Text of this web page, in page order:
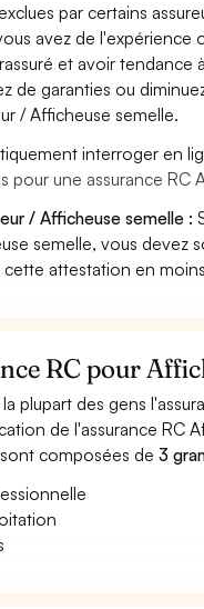
par certains
avez de l'expérience
et avoir tendance
de garanties ou
/ Afficheuse semelle.
interroger en
pour une assurance RC
/ Afficheuse semelle :
semelle, vous devez
attestation en
RC pour
plupart des gens
de l'assurance RC
sont composées de3